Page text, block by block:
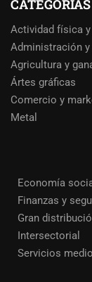
CATEGORÍAS
Actividad física
Administración
Agricultura y
Ártes gráficas
Comercio y
Metal
Economía
Finanzas y
Gran
Intersectorial
Servicios